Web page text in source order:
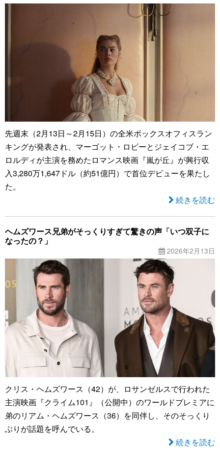
先週末（2月13日～2月15日）の全米ボックスオフィスラン
キングが発表され、マーゴット・ロビーとジェイコブ・エ
ロルディが主演を務めたロマンス映画『嵐が丘』が興行収
入3,280万1,647ドル（約51億円）で首位デビューを果たし
た。
続きを読む
ヘムズワース兄弟がそっくりすぎて驚きの声「いつ双子に
なったの？」
2026年2月13日
クリス・ヘムズワース（42）が、ロサンゼルスで行われた
主演映画『クライム101』（公開中）のワールドプレミアに
弟のリアム・ヘムズワース（36）を同伴し、そのそっくり
ぶりが話題を呼んでいる。
続きを読む